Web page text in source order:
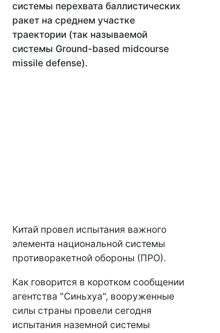
системы перехвата баллистических
ракет на среднем участке
траектории (так называемой
системы Ground-based midcourse
missile defense).
Китай провел испытания важного
элемента национальной системы
противоракетной обороны (ПРО).
Как говорится в коротком сообщении
агентства "Синьхуа", вооруженные
силы страны провели сегодня
испытания наземной системы